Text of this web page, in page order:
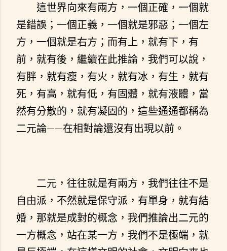
這世界向來有兩方，一個正確，一個就
是錯誤；一個正義，一個就是邪惡；一個左
方，一個就是右方；而有上，就有下，有
前，就有後，繼續在此推論，我們可以說，
有胖，就有瘦，有火，就有冰，有生，就有
死，有高，就有低，有固體，就有液體，當
然有分散的，就有凝固的，這些通通都稱為
二元論——在相對論還沒有出現以前。
二元，往往就是有兩方，我們往往不是
自由派，不然就是保守派，有單身，就有結
婚，那就是成對的概念，我們推論出二元的
一方概念，站在某一方，我們不是極端，就